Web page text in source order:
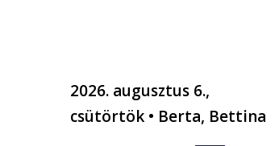
2026. augusztus 6.,
csütörtök • Berta, Bettina